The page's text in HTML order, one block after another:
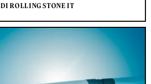
DI ROLLING STONE IT